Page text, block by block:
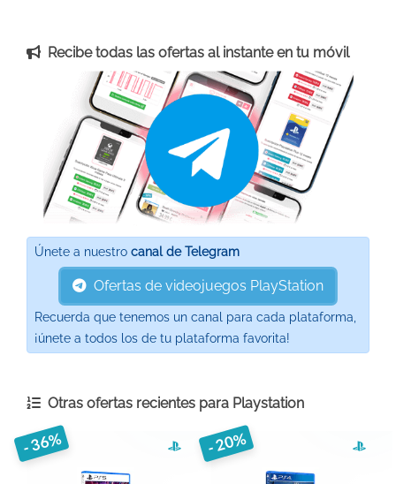
Recibe todas las ofertas al instante en tu móvil
Únete a nuestro canal de Telegram
Ofertas de videojuegos PlayStation
Recuerda que tenemos un canal para cada plataforma,
¡únete a todos los de tu plataforma favorita!
Otras ofertas recientes para Playstation
- 36% - 20%